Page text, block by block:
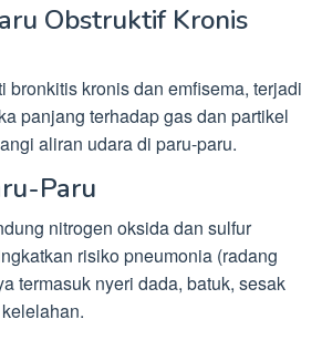
Obstruktif Kronis
bronkitis kronis dan emfisema, terjadi
panjang terhadap gas dan partikel
aliran udara di paru-paru.
Paru
nitrogen oksida dan sulfur
risiko pneumonia (radang
termasuk nyeri dada, batuk, sesak